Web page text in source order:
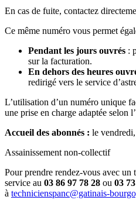
En cas de fuite, contactez
Ce même numéro vous permet
Pendant les jours ouvrés :
sur la facturation.
En dehors des heures
redirigé vers le service
L’utilisation d’un numéro unique
une prise en charge adaptée selon
Accueil des abonnés : le
Assainissement non-collectif
Pour prendre rendez-vous avec un
service au 03 86 97 78 28 ou 03
à technicienspanc@gatinais-